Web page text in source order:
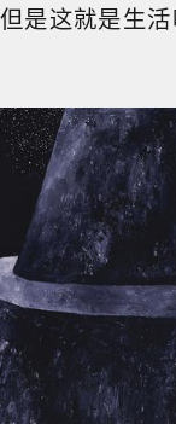
是这就是生活